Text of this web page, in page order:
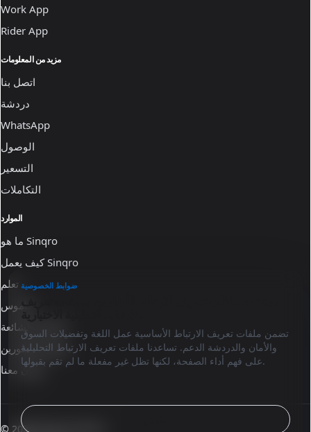
Work App
Rider App
مزيد من المعلومات
اتصل بنا
دردشة
WhatsApp
الوصول
التسعير
التكاملات
الموارد
ما هو Sinqro
كيف يعمل Sinqro
تعلم
قاموس
الأسئلة الشائعة
وثائق المطورين
تعاون معنا
© 2026 Sinqro Tunisia
ضوابط الخصوصية
تضمن ملفات تعريف الارتباط الأساسية عمل اللغة وتفضيلات السوق
والأمان والدردشة الدعم. تساعدنا ملفات تعريف الارتباط التحليلية
على فهم أداء الصفحة، لكنها تظل غير مفعلة ما لم تقم بقبولها.